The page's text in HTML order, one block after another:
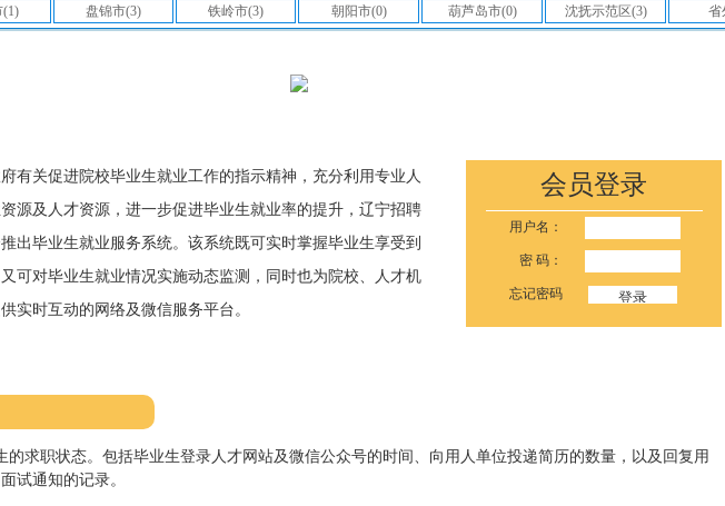
(1) 盘锦市(3) 铁岭市(3) 朝阳市(0) 葫芦岛市(0) 沈抚示范区(3) 省
有关促进院校毕业生就业工作的指示精神，充分利用专业人
源及人才资源，进一步促进毕业生就业率的提升，辽宁招聘
出毕业生就业服务系统。该系统既可实时掌握毕业生享受到
可对毕业生就业情况实施动态监测，同时也为院校、人才机
实时互动的网络及微信服务平台。
会员登录
用户名：
密 码：
忘记密码
的求职状态。包括毕业生登录人才网站及微信公众号的时间、向用人单位投递简历的数量，以及回复用
试通知的记录。